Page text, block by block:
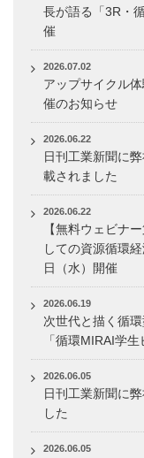
長が語る「3R・
催
2026.07.02
アップサイクル
催のお知らせ
2026.06.22
日刊工業新聞に
載されました
2026.06.22
【無料ウェビナ
しての資源循環
日（水）開催
2026.06.19
次世代と描く循
「循環MIRAI学
2026.06.05
日刊工業新聞に
した
2026.06.05